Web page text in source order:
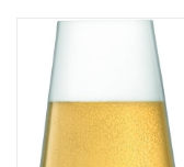
Geschenke
Kaffee & Tee